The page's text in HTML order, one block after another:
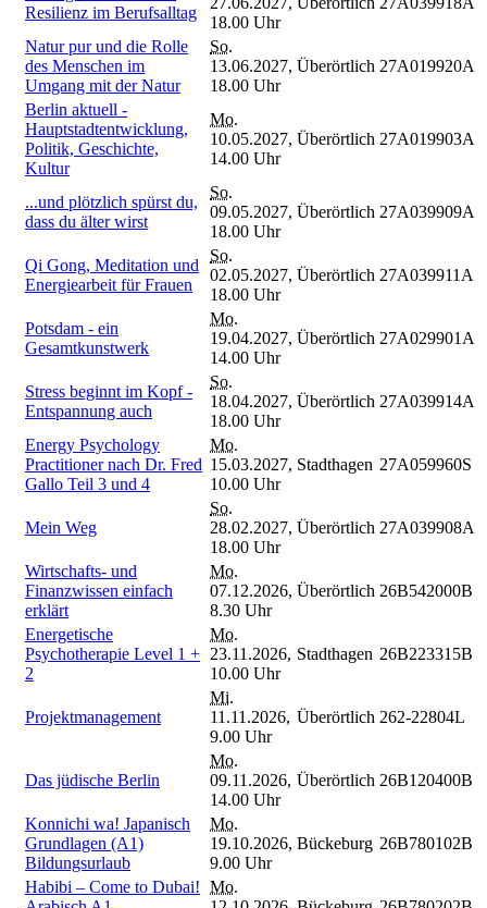
Resilienz im Berufsalltag
18.00 Uhr
Natur pur und die Rolle
des Menschen im
Umgang mit der Natur
So.
13.06.2027,
18.00 Uhr
Überörtlich 27A019920A
Berlin aktuell -
Hauptstadtentwicklung,
Politik, Geschichte,
Kultur
Mo.
10.05.2027,
14.00 Uhr
Überörtlich 27A019903A
...und plötzlich spürst du,
dass du älter wirst
So.
09.05.2027,
18.00 Uhr
Überörtlich 27A039909A
Qi Gong, Meditation und
Energiearbeit für Frauen
So.
02.05.2027,
18.00 Uhr
Überörtlich 27A039911A
Potsdam - ein
Gesamtkunstwerk
Mo.
19.04.2027,
14.00 Uhr
Überörtlich 27A029901A
Stress beginnt im Kopf -
Entspannung auch
So.
18.04.2027,
18.00 Uhr
Überörtlich 27A039914A
Energy Psychology
Practitioner nach Dr. Fred
Gallo Teil 3 und 4
Mo.
15.03.2027,
10.00 Uhr
Stadthagen 27A059960S
Mein Weg
So.
28.02.2027,
18.00 Uhr
Überörtlich 27A039908A
Wirtschafts- und
Finanzwissen einfach
erklärt
Mo.
07.12.2026,
8.30 Uhr
Überörtlich 26B542000B
Energetische
Psychotherapie Level 1 +
2
Mo.
23.11.2026,
10.00 Uhr
Stadthagen 26B223315B
Projektmanagement
Mi.
11.11.2026,
9.00 Uhr
Überörtlich 262-22804L
Das jüdische Berlin
Mo.
09.11.2026,
14.00 Uhr
Überörtlich 26B120400B
Konnichi wa! Japanisch
Grundlagen (A1)
Bildungsurlaub
Mo.
19.10.2026,
9.00 Uhr
Bückeburg 26B780102B
Habibi – Come to Dubai! Mo.